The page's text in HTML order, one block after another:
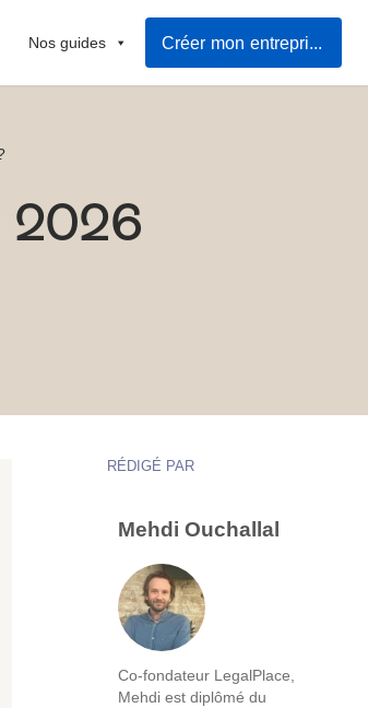
Nos guides Créer mon entreprise facilement
2026
RÉDIGÉ PAR
Mehdi Ouchallal
Co-fondateur LegalPlace,
Mehdi est diplômé du